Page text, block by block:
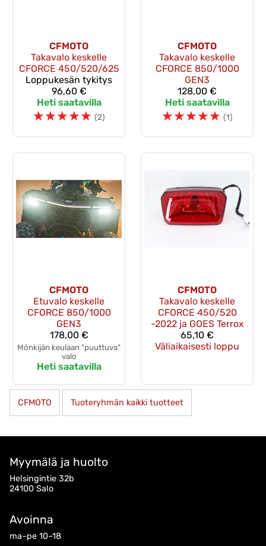
CFMOTO
Takavalo keskelle
CFORCE 450/520/625
Loppukesän tykitys
96,60 €
Heti saatavilla
☆☆☆☆☆ (2)
CFMOTO
Takavalo keskelle
CFORCE 850/1000
GEN3
128,00 €
Heti saatavilla
☆☆☆☆☆ (1)
CFMOTO
Etuvalo keskelle
CFORCE 850/1000
GEN3
178,00 €
Mönkijän keulaan "puuttuva"
valo
Heti saatavilla
CFMOTO
Takavalo keskelle
CFORCE 450/520
-2022 ja GOES Terrox
65,10 €
Väliaikaisesti loppu
CFMOTO Tuoteryhmän kaikki tuotteet
Myymälä ja huolto
Helsingintie 32b
24100 Salo
Avoinna
ma–pe 10–18